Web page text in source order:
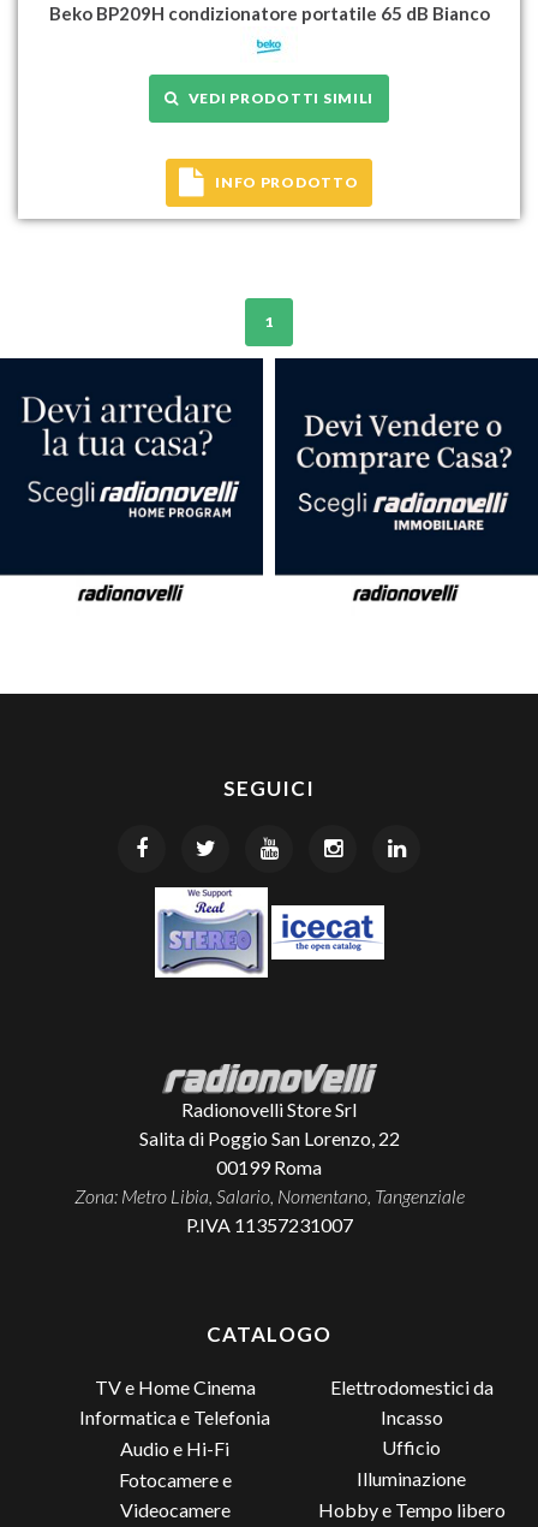
Beko BP209H condizionatore portatile 65 dB Bianco
VEDI PRODOTTI SIMILI
INFO PRODOTTO
1
SEGUICI
Radionovelli Store Srl
Salita di Poggio San Lorenzo, 22
00199 Roma
Zona: Metro Libia, Salario, Nomentano, Tangenziale
P.IVA 11357231007
CATALOGO
TV e Home Cinema
Informatica e Telefonia
Audio e Hi-Fi
Fotocamere e
Videocamere
Elettrodomestici da
Incasso
Ufficio
Illuminazione
Hobby e Tempo libero